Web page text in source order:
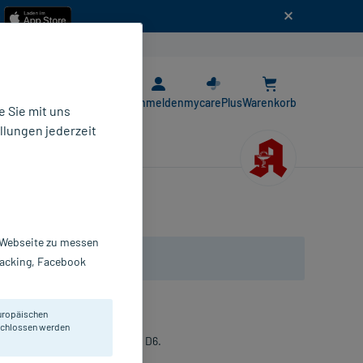
AnmeldenmycarePlusWarenkorb
phosphoricum Trit. D6.
Sie mit uns
jederzeit
zu messen
Facebook
werden